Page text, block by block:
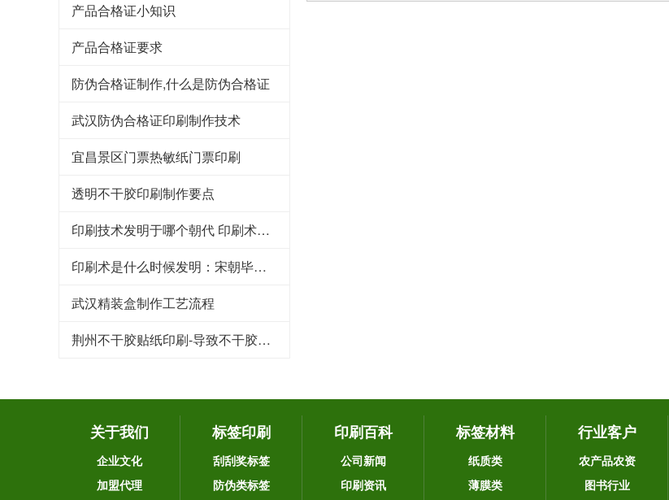
产品合格证小知识
产品合格证要求
防伪合格证制作,什么是防伪合格证
武汉防伪合格证印刷制作技术
宜昌景区门票热敏纸门票印刷
透明不干胶印刷制作要点
印刷技术发明于哪个朝代 印刷术是哪个朝代发明的
印刷术是什么时候发明：宋朝毕昇发明（利于文化传承）
武汉精装盒制作工艺流程
荆州不干胶贴纸印刷-导致不干胶标签粘性下降的原因
关于我们
企业文化
加盟代理
标签印刷
刮刮奖标签
防伪类标签
印刷百科
公司新闻
印刷资讯
标签材料
纸质类
薄膜类
行业客户
农产品农资
图书行业